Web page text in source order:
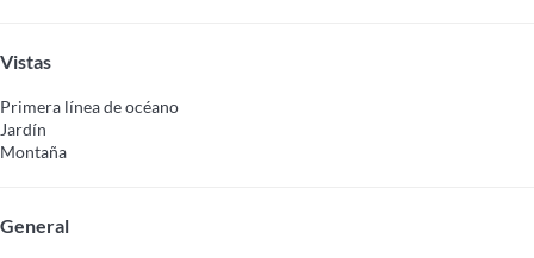
Vistas
Primera línea de océano
Jardín
Montaña
General